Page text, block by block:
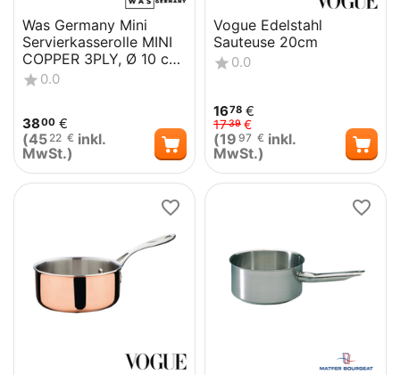
Was Germany Mini
Servierkasserolle MINI
COPPER 3PLY, Ø 10 cm,
460 ml, Kupfer,
Aluminium...
0.0
3800 €
(45 22 € inkl.
MwSt.)
Vogue Edelstahl
Sauteuse 20cm
0.0
1678 €
1739 €
(19 97 € inkl.
MwSt.)